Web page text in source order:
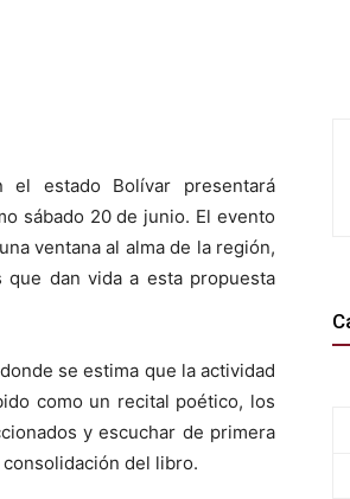
estado Bolívar presentará
sábado 20 de junio. El evento
ventana al alma de la región,
dan vida a esta propuesta
se estima que la actividad
como un recital poético, los
y escuchar de primera
del libro.